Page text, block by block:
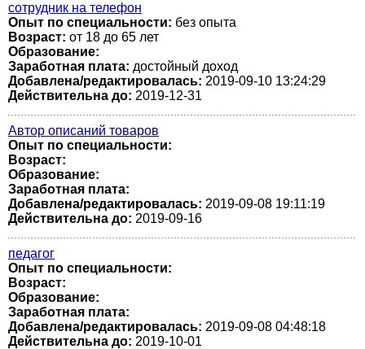
сотрудник на телефон
Опыт по специальности: без опыта
Возраст: от 18 до 65 лет
Образование:
Заработная плата: достойный доход
Добавлена/редактировалась: 2019-09-10 13:24:29
Действительна до: 2019-12-31
Автор описаний товаров
Опыт по специальности:
Возраст:
Образование:
Заработная плата:
Добавлена/редактировалась: 2019-09-08 19:11:19
Действительна до: 2019-09-16
педагог
Опыт по специальности:
Возраст:
Образование:
Заработная плата:
Добавлена/редактировалась: 2019-09-08 04:48:18
Действительна до: 2019-10-01